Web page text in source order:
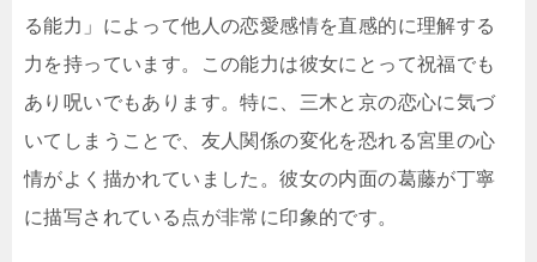
る能力」によって他人の恋愛感情を直感的に理解する
力を持っています。この能力は彼女にとって祝福でも
あり呪いでもあります。特に、三木と京の恋心に気づ
いてしまうことで、友人関係の変化を恐れる宮里の心
情がよく描かれていました。彼女の内面の葛藤が丁寧
に描写されている点が非常に印象的です。